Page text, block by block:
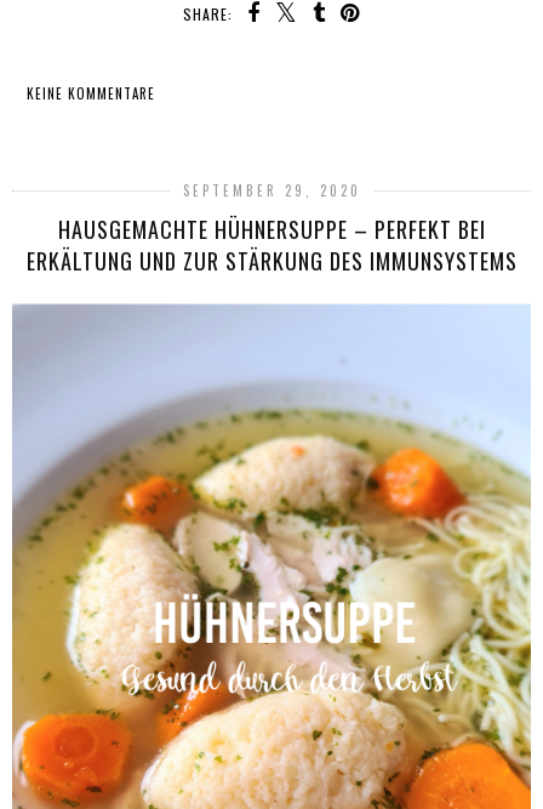
SHARE:
KEINE KOMMENTARE
SEPTEMBER 29, 2020
HAUSGEMACHTE HÜHNERSUPPE – PERFEKT BEI
ERKÄLTUNG UND ZUR STÄRKUNG DES IMMUNSYSTEMS